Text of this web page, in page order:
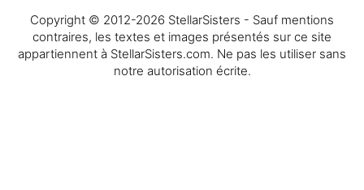
Copyright © 2012-2026 StellarSisters - Sauf mentions
contraires, les textes et images présentés sur ce site
appartiennent à StellarSisters.com. Ne pas les utiliser sans
notre autorisation écrite.